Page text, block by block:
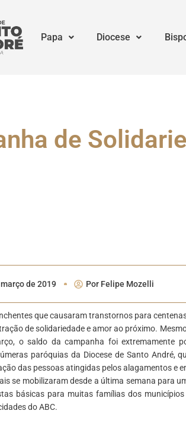
Papa Diocese
de
de 2019 Por Felipe Mozelli
que causaram transtornos para
de solidariedade e amor ao próximo.
o saldo da campanha foi extremamente
paróquias da Diocese de Santo André,
das pessoas atingidas pelos alagamentos e
se mobilizaram desde a última semana para
básicas para muitas famílias dos
do ABC.